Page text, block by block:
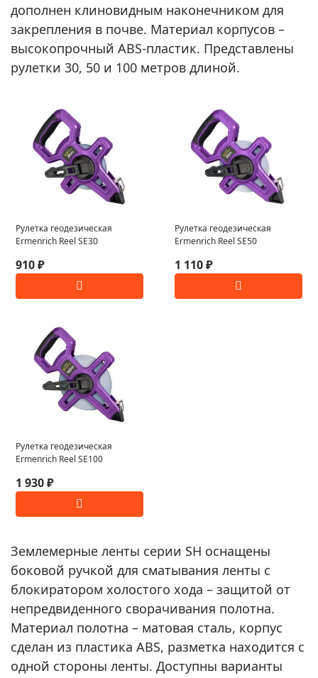
дополнен клиновидным наконечником для
закрепления в почве. Материал корпусов –
высокопрочный ABS-пластик. Представлены
рулетки 30, 50 и 100 метров длиной.
Рулетка геодезическая
Ermenrich Reel SE30
910 ₽
Рулетка геодезическая
Ermenrich Reel SE50
1 110 ₽
Рулетка геодезическая
Ermenrich Reel SE100
1 930 ₽
Землемерные ленты серии SH оснащены
боковой ручкой для сматывания ленты с
блокиратором холостого хода – защитой от
непредвиденного сворачивания полотна.
Материал полотна – матовая сталь, корпус
сделан из пластика ABS, разметка находится с
одной стороны ленты. Доступны варианты